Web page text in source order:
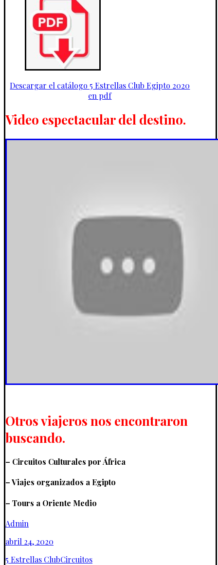
Descargar el catálogo 5 Estrellas Club Egipto 2020
en pdf
Video espectacular del destino.
Otros viajeros nos encontraron
buscando.
– Circuitos Culturales por África
– Viajes organizados a Egipto
– Tours a Oriente Medio
Admin
abril 24, 2020
5 Estrellas ClubCircuitos